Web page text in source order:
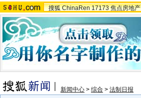
搜狐 ChinaRen 17173 焦点房地产
新闻中心 > 综合 > 法制日报